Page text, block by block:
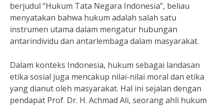
berjudul “Hukum Tata Negara Indonesia”, beliau
menyatakan bahwa hukum adalah salah satu
instrumen utama dalam mengatur hubungan
antarindividu dan antarlembaga dalam masyarakat.
Dalam konteks Indonesia, hukum sebagai landasan
etika sosial juga mencakup nilai-nilai moral dan etika
yang dianut oleh masyarakat. Hal ini sejalan dengan
pendapat Prof. Dr. H. Achmad Ali, seorang ahli hukum